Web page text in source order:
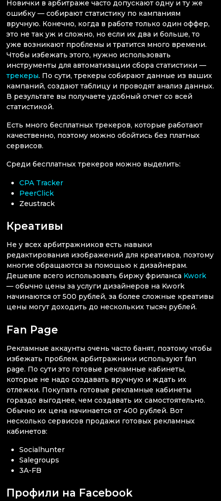
Новички в арбитраже часто допускают одну и ту же
ошибку — собирают статистику по кампаниям
вручную. Конечно, когда в работе только один оффер,
это не так уж и сложно, но если их два и больше, то
уже возникают проблемы и тратится много времени.
Чтобы избежать этого, нужно использовать
инструменты для автоматизации сбора статистики —
трекеры. По сути, трекеры собирают данные из ваших
кампаний, создают таблицу и проводят анализ данных.
В результате вы получаете удобный отчет со всей
статистикой.
Есть много бесплатных трекеров, которые работают
качественно, поэтому можно обойтись без платных
сервисов.
Среди бесплатных трекеров можно выделить:
CPA Tracker
PeerClick
Zeustrack
Креативы
Не у всех арбитражников есть навыки
редактирования изображений для креативов, поэтому
многие обращаются за помощью к дизайнерам.
Дешевле всего использовать биржу фриланса Kwork
— обычно цены за услуги дизайнеров на Kwork
начинаются от 500 рублей, за более сложные креативы
цены могут доходить до нескольких тысяч рублей.
Fan Page
Рекламные аккаунты очень часто банят, поэтому чтобы
избежать проблем, арбитражники используют fan
page. По сути это готовые рекламные кабинеты,
которые не надо создавать вручную и ждать их
отлежки. Покупать готовые рекламные кабинеты
гораздо выгоднее, чем создавать их самостоятельно.
Обычно их цена начинается от 400 рублей. Вот
несколько сервисов продажи готовых рекламных
кабинетов:
Socialhunter
Salegroups
3A-FB
Профили на Facebook